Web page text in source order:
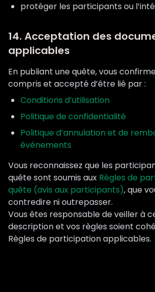
protéger les participants ou
14. Acceptation des
applicables
En publiant une quête, vous
compris et accepté d’être lié par :
Conditions d’utilisation
Politique de confidentialité
Politique d’annulation et de
événements
Vous reconnaissez que les
quête sont soumis aux Règles de
quête (avis aux participants), que
contredire ni outrepasser.
Vous êtes responsable de veiller à
description et vos règles soient
Règles de participation applicables.